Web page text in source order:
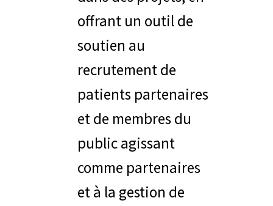
offrant un outil de
soutien au
recrutement de
patients partenaires
et de membres du
public agissant
comme partenaires
et à la gestion de